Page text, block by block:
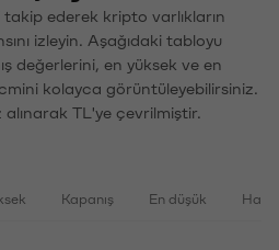
ederek kripto varlıkların
izleyin. Aşağıdaki tabloyu
değerlerini, en yüksek ve en
kolayca görüntüleyebilirsiniz.
TL'ye çevrilmiştir.
Kapanış En düşük